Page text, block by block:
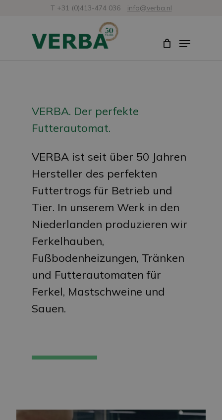
springen
T +31 (0)413-474 036 info@verba.nl
Menü
VERBA. Der perfekte
Futterautomat.
VERBA ist seit über 50 Jahren
Hersteller des perfekten
Futtertrogs für Betrieb und
Tier. In unserem Werk in den
Niederlanden produzieren wir
Ferkelhauben,
Fußbodenheizungen, Tränken
und Futterautomaten für
Ferkel, Mastschweine und
Sauen.